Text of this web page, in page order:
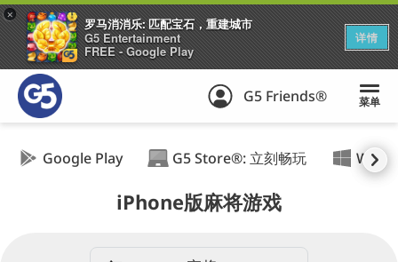
罗马消消乐: 匹配宝石，重建城市
G5 Entertainment
FREE - Google Play
详情
+
G5 Friends® 菜单
Google Play G5 Store®: 立刻畅玩
iPhone版麻将游戏